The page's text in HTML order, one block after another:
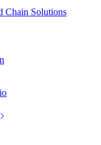
Chain Solutions